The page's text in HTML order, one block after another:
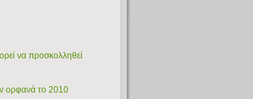
να προσκολληθεί
ορφανά το 2010